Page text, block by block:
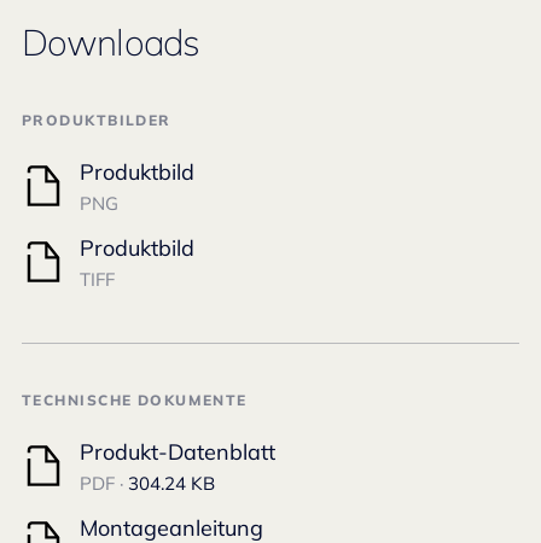
Downloads
PRODUKTBILDER
Produktbild
PNG
Produktbild
TIFF
TECHNISCHE DOKUMENTE
Produkt-Datenblatt
PDF · 304.24 KB
Montageanleitung